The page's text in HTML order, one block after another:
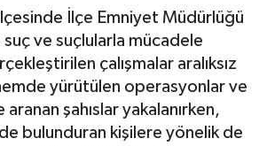
İlçe Emniyet Müdürlüğü
ve suçlularla mücadele
çalışmalar aralıksız
yürütülen operasyonlar ve
şahıslar yakalanırken,
bulunduran kişilere yönelik de